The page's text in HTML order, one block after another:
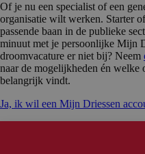
Of je nu een specialist of een
organisatie wilt werken. Starter
passende baan in de publieke
minuut met je persoonlijke Mijn
droomvacature er niet bij? Neem
naar de mogelijkheden én welke
belangrijk vindt.
Ja, ik wil een Mijn Driessen